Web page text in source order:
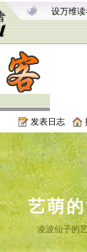
设万维
发表日志
艺萌
凌波仙子的